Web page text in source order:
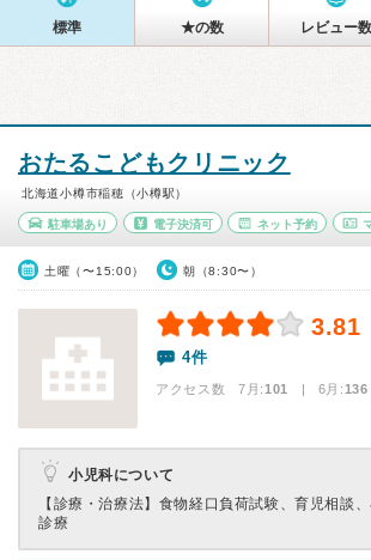
標準 ★の数 レビュー数
おたるこどもクリニック
北海道小樽市稲穂（小樽駅）
駐車場あり 電子決済可 ネット予約
土曜（〜15:00） 朝（8:30〜）
3.81
4件
アクセス数 7月:101 | 6月:136
小児科について
【診療・治療法】 食物経口負荷試験、育児相談
診療